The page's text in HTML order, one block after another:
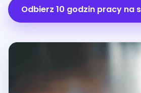
Odbierz 10 godzin pracy na